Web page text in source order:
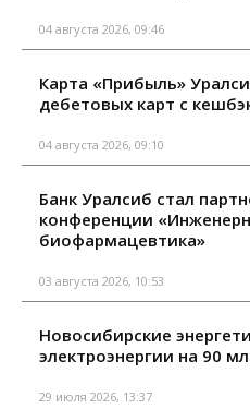
04 августа 2026, 09:46
Карта «Прибыль»
дебетовых карт с
04 августа 2026, 09:10
Банк Уралсиб стал
конференции
биофармацевтика»
03 августа 2026, 10:53
Новосибирские
электроэнергии на 90
29 июля 2026, 13:37